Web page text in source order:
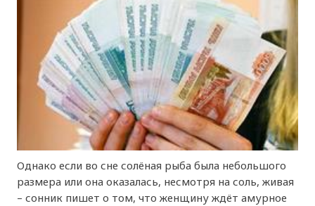
Однако если во сне солёная рыба была небольшого
размера или она оказалась, несмотря на соль, живая
– сонник пишет о том, что женщину ждёт амурное